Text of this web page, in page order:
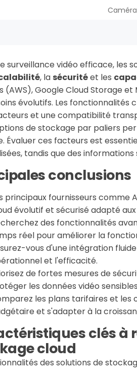
Caméra
surveillance vidéo efficace, les
, la sécuritéet les
(AWS), Google Cloud Storage
évolutifs. Les
et une compatibilité
de stockage par paliers
Évaluer ces facteurs est
tandis que des
conclusions
principaux fournisseurs comme
évolutif et sécurisé adapté
des fonctionnalités
réel pour améliorer la
vous d'une intégration
et l'efficacité.
de fortes mesures de
les données vidéo
les plans tarifaires et
et s'adapter à la
clés à
cloud